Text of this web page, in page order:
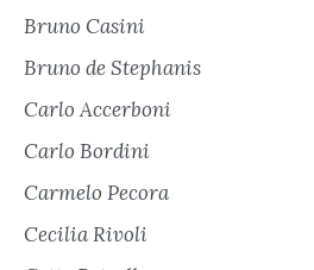
Bruno Casini
Bruno de Stephanis
Carlo Accerboni
Carlo Bordini
Carmelo Pecora
Cecilia Rivoli